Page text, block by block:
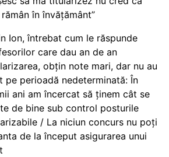
în învățământ”
Ion, întrebat cum le răspunde
care dau an de an
obțin note mari, dar nu au
pe perioadă nedeterminată: În
ani am încercat să ținem cât se
de bine sub control posturile
/ La niciun concurs nu poți
de la început asigurarea unui